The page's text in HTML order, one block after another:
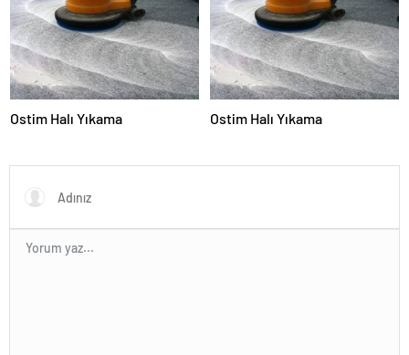
Ostim Halı Yıkama Ostim Halı Yıkama